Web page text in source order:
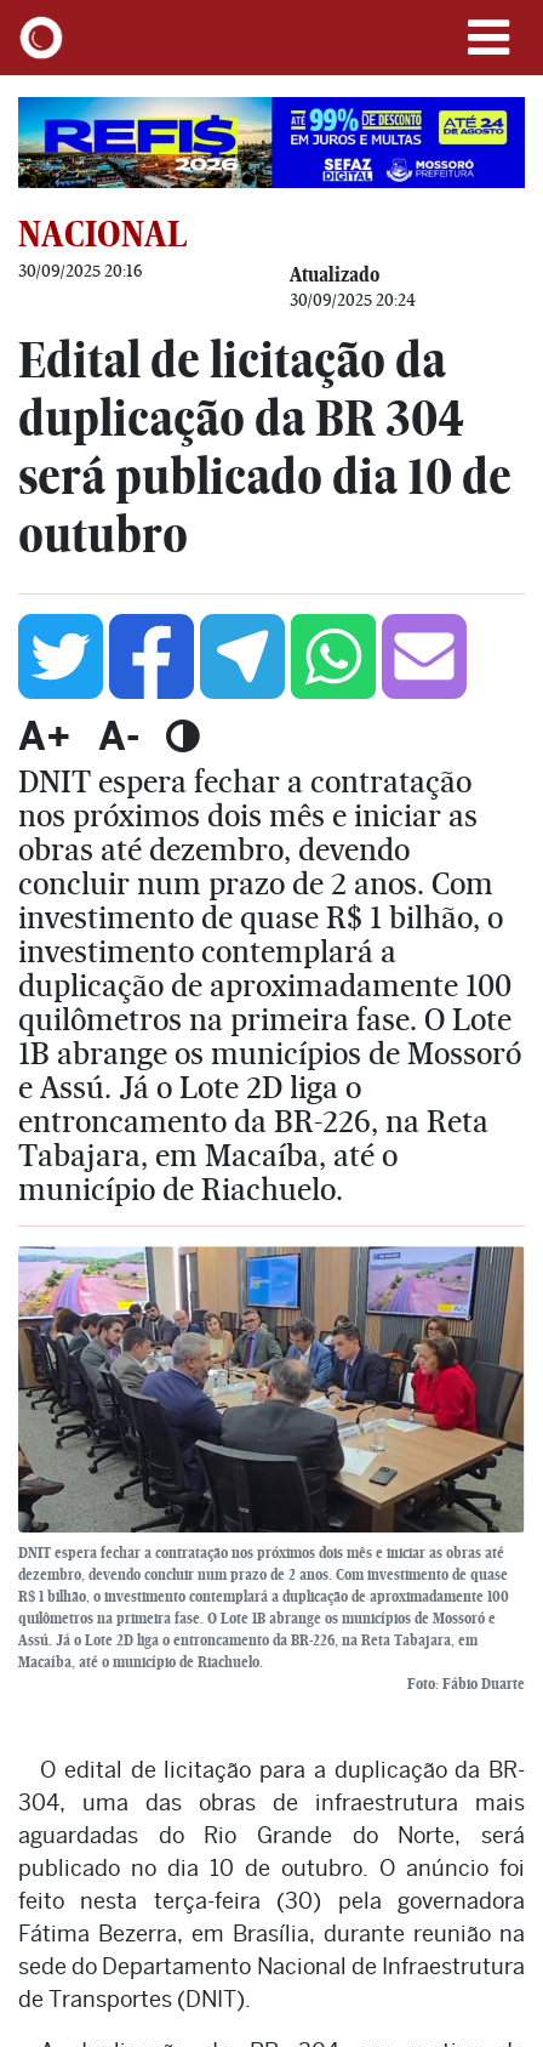
NACIONAL
30/09/2025 20:16 Atualizado
30/09/2025 20:24
Edital de licitação da
duplicação da BR 304
será publicado dia 10 de
outubro
A+ A-
DNIT espera fechar a contratação
nos próximos dois mês e iniciar as
obras até dezembro, devendo
concluir num prazo de 2 anos. Com
investimento de quase R$ 1 bilhão, o
investimento contemplará a
duplicação de aproximadamente 100
quilômetros na primeira fase. O Lote
1B abrange os municípios de Mossoró
e Assú. Já o Lote 2D liga o
entroncamento da BR-226, na Reta
Tabajara, em Macaíba, até o
município de Riachuelo.
DNIT espera fechar a contratação nos próximos dois mês e iniciar as obras até
dezembro, devendo concluir num prazo de 2 anos. Com investimento de quase
R$ 1 bilhão, o investimento contemplará a duplicação de aproximadamente 100
quilômetros na primeira fase. O Lote 1B abrange os municípios de Mossoró e
Assú. Já o Lote 2D liga o entroncamento da BR-226, na Reta Tabajara, em
Macaíba, até o município de Riachuelo.
Foto: Fábio Duarte
O edital de licitação para a duplicação da BR-
304, uma das obras de infraestrutura mais
aguardadas do Rio Grande do Norte, será
publicado no dia 10 de outubro. O anúncio foi
feito nesta terça-feira (30) pela governadora
Fátima Bezerra, em Brasília, durante reunião na
sede do Departamento Nacional de Infraestrutura
de Transportes (DNIT).